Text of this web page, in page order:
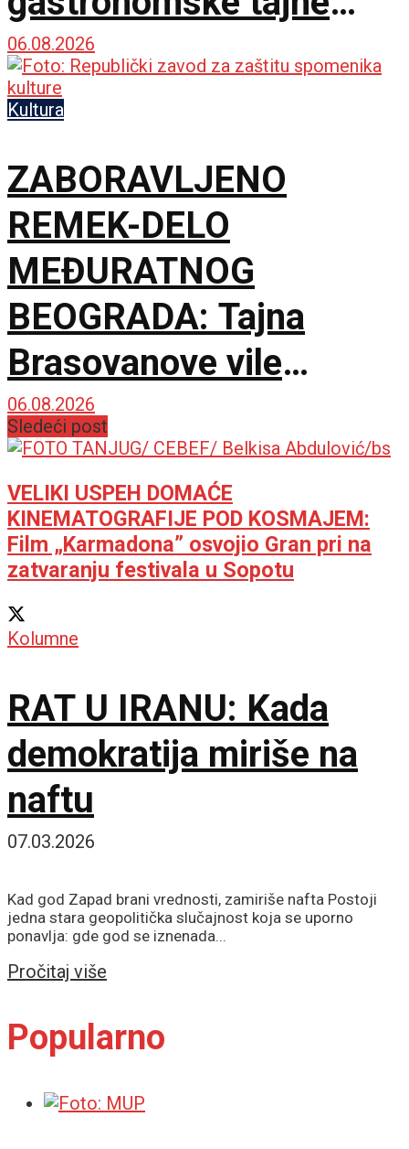
spojile dve prijateljske
zemlje
06.08.2026
Kultura
ZABORAVLJENO
REMEK-DELO
MEĐURATNOG
BEOGRADA: Tajna
Brasovanove vile
ponovo sija starim
sjajem
06.08.2026
Sledeći post
VELIKI USPEH DOMAĆE
KINEMATOGRAFIJE POD KOSMAJEM:
Film „Karmadona” osvojio Gran pri na
zatvaranju festivala u Sopotu
Kolumne
RAT U IRANU: Kada
demokratija miriše na
naftu
07.03.2026
Kad god Zapad brani vrednosti, zamiriše nafta Postoji
jedna stara geopolitička slučajnost koja se uporno
ponavlja: gde god se iznenada...
Pročitaj više
Popularno